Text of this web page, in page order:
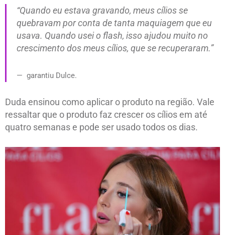
“Quando eu estava gravando, meus cílios se
quebravam por conta de tanta maquiagem que eu
usava. Quando usei o flash, isso ajudou muito no
crescimento dos meus cílios, que se recuperaram.”
garantiu Dulce.
Duda ensinou como aplicar o produto na região. Vale
ressaltar que o produto faz crescer os cílios em até
quatro semanas e pode ser usado todos os dias.